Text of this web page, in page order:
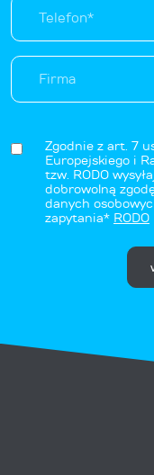
Zgodnie z art. 7
Europejskiego i
tzw. RODO
dobrowolną
danych
zapytania* RODO